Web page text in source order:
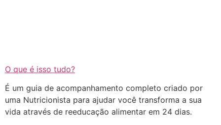
O que é isso tudo?
É um guia de acompanhamento completo criado por
uma Nutricionista para ajudar você transforma a sua
vida através de reeducação alimentar em 24 dias.